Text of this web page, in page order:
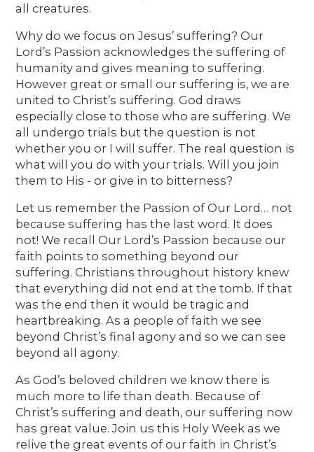
all creatures.
Why do we focus on Jesus’ suffering? Our
Lord’s Passion acknowledges the suffering of
humanity and gives meaning to suffering.
However great or small our suffering is, we are
united to Christ’s suffering. God draws
especially close to those who are suffering. We
all undergo trials but the question is not
whether you or I will suffer. The real question is
what will you do with your trials. Will you join
them to His - or give in to bitterness?
Let us remember the Passion of Our Lord… not
because suffering has the last word. It does
not! We recall Our Lord’s Passion because our
faith points to something beyond our
suffering. Christians throughout history knew
that everything did not end at the tomb. If that
was the end then it would be tragic and
heartbreaking. As a people of faith we see
beyond Christ’s final agony and so we can see
beyond all agony.
As God’s beloved children we know there is
much more to life than death. Because of
Christ’s suffering and death, our suffering now
has great value. Join us this Holy Week as we
relive the great events of our faith in Christ’s